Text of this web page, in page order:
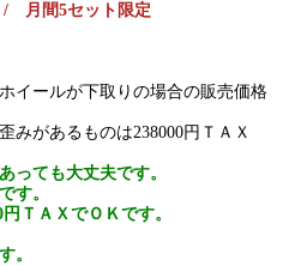
月間5セット限定
イールが下取りの場合の販売価格
みがあるものは238000円ＴＡＸ
っても大丈夫です。
す。
ＴＡＸでＯＫです。
。